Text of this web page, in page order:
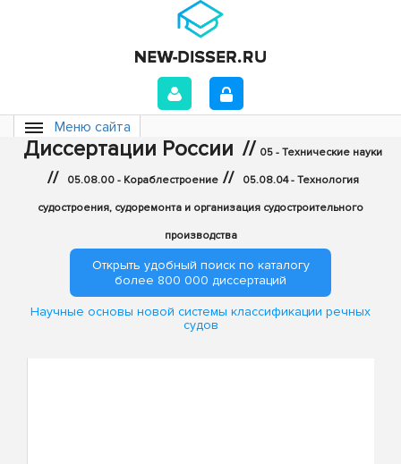
Меню сайта
Диссертации России // 05 - Технические науки
// 05.08.00 - Кораблестроение // 05.08.04 - Технология
судостроения, судоремонта и организация судостроительного
производства
Открыть удобный поиск по каталогу
более 800 000 диссертаций
Научные основы новой системы классификации речных
судов